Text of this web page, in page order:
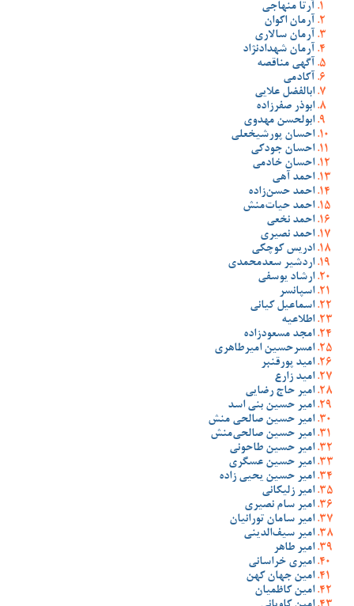
آرتا منهاجی
آرمان اکوان
آرمان سالاری
آرمان شهدادنژاد
آگهی مناقصه
آکادمی
ابالفضل علایی
ابوذر صفرزاده
ابولحسن مهدوی
احسان پورشیخعلی
احسان جودکی
احسان خادمی
احمد آهی
احمد حسن‌زاده
احمد حیات‌منش
احمد نخعی
احمد نصیری
ادریس کوچکی
اردشیر سعدمحمدی
ارشاد یوسفی
اسپانسر
اسماعیل کیانی
اطلاعیه
امجد مسعودزاده
امسرحسین امیرطاهری
امید پورقنبر
امید زارع
امیر حاج رضایی
امیر حسین بنی اسد
امیر حسین صالحی منش
امیر حسین صالحی‌منش
امیر حسین طاحونی
امیر حسین عسگری
امیر حسین یحیی زاده
امیر زلیکانی
امیر سام نصیری
امیر سامان تورانیان
امیر سیف‌الدینی
امیر طاهر
امیری خراسانی
امین جهان کهن
امین کاظمیان